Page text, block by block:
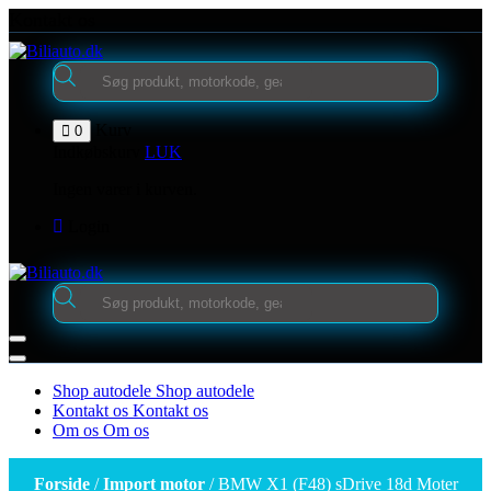
til
indhold
search
0
LUK
search
Shop autodele Shop autodele
Kontakt os Kontakt os
Om os Om os
Forside/Import motor/ BMW X1 (F48) sDrive 18d Moter